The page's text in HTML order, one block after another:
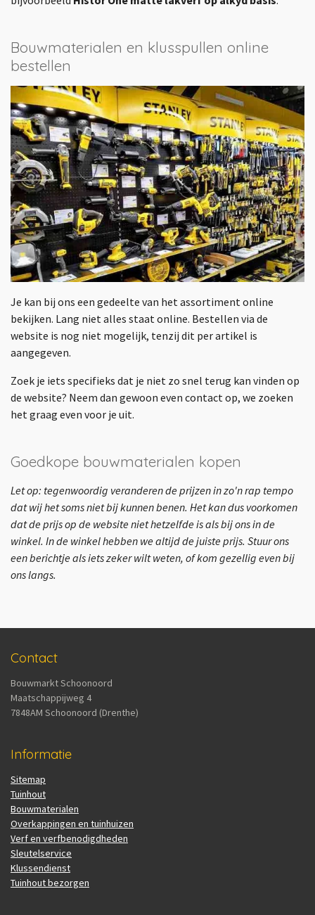
Bouwmaterialen en klusspullen online
bestellen
Je kan bij ons een gedeelte van het assortiment online
bekijken. Lang niet alles staat online. Bestellen via de
website is nog niet mogelijk, tenzij dit per artikel is
aangegeven.
Zoek je iets specifieks dat je niet zo snel terug kan vinden op
de website? Neem dan gewoon even contact op, we zoeken
het graag even voor je uit.
Goedkope bouwmaterialen kopen
Let op: tegenwoordig veranderen de prijzen in zo'n rap tempo
dat wij het soms niet bij kunnen benen. Het kan dus voorkomen
dat de prijs op de website niet hetzelfde is als bij ons in de
winkel. In de winkel hebben we altijd de juiste prijs. Stuur ons
een berichtje als iets zeker wilt weten, of kom gezellig even bij
ons langs.
Contact
Bouwmarkt Schoonoord
Maatschappijweg 4
7848AM Schoonoord (Drenthe)
Informatie
Sitemap
Tuinhout
Bouwmaterialen
Overkappingen en tuinhuizen
Verf en verfbenodigdheden
Sleutelservice
Klussendienst
Tuinhout bezorgen